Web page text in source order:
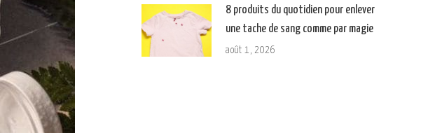
8 produits du quotidien pour enlever
une tache de sang comme par magie
août 1, 2026